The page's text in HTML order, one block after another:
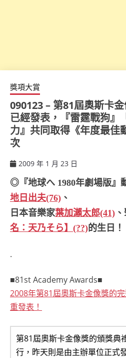
獎項大賞
090123 – 第81屆奧斯卡
已經發表，『雷霆戰狗』
力』共同取得《年度最佳
次
2009 年 1 月 23 日
◎『地球へ 1980年劇場版』
地日出夫(76) 、
日本音樂家葉加瀨太郎(41)
名：天乃そら】(??)的生日！
.
■81st Academy Awards■
2008年第81屆奧斯卡金像獎的
重發表！
第81屆奧斯卡金像獎的頒獎典
行，昨天則是由主辦單位正式